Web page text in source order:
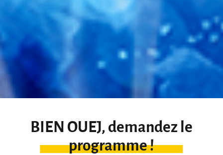
BIEN OUEJ, demandez le
programme !